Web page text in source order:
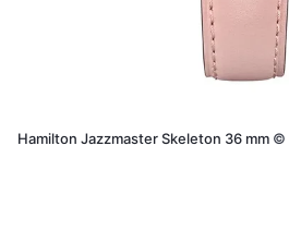
Hamilton Jazzmaster Skeleton 36 mm ©